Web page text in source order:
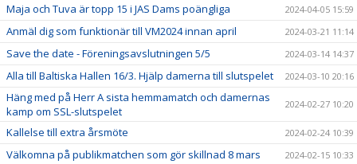
Maja och Tuva är topp 15 i JAS Dams poängliga 2024-04-05 15:59
Anmäl dig som funktionär till VM2024 innan april 2024-03-21 11:14
Save the date - Föreningsavslutningen 5/5 2024-03-14 14:37
Alla till Baltiska Hallen 16/3. Hjälp damerna till slutspelet 2024-03-10 20:16
Häng med på Herr A sista hemmamatch och damernas
kamp om SSL-slutspelet
2024-02-27 10:20
Kallelse till extra årsmöte 2024-02-24 10:39
Välkomna på publikmatchen som gör skillnad 8 mars 2024-02-15 10:33